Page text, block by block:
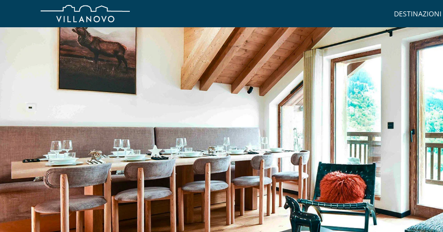
DESTINAZIONI